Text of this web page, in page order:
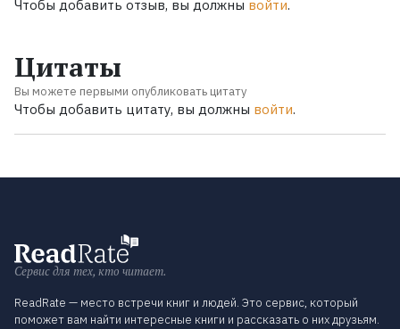
Чтобы добавить отзыв, вы должны войти.
Цитаты
Вы можете первыми опубликовать цитату
Чтобы добавить цитату, вы должны войти.
Сервис для тех, кто читает.
ReadRate — место встречи книг и людей. Это сервис, который
поможет вам найти интересные книги и рассказать о них друзьям.